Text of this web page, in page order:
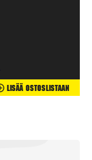
Lisää Ostoslistaan